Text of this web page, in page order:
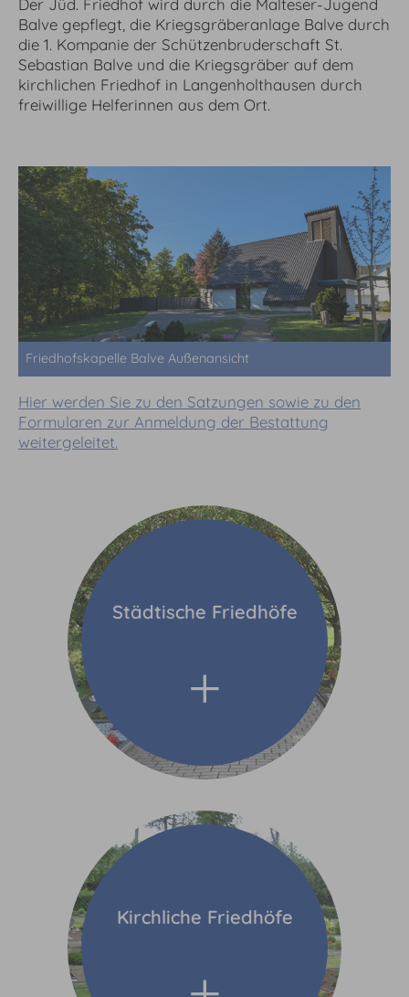
Der Jüd. Friedhof wird durch die Malteser-Jugend
Balve gepflegt, die Kriegsgräberanlage Balve durch
die 1. Kompanie der Schützenbruderschaft St.
Sebastian Balve und die Kriegsgräber auf dem
kirchlichen Friedhof in Langenholthausen durch
freiwillige Helferinnen aus dem Ort.
Friedhofskapelle Balve Außenansicht
Hier werden Sie zu den Satzungen sowie zu den
Formularen zur Anmeldung der Bestattung
weitergeleitet.
Städtische Friedhöfe
Kirchliche Friedhöfe